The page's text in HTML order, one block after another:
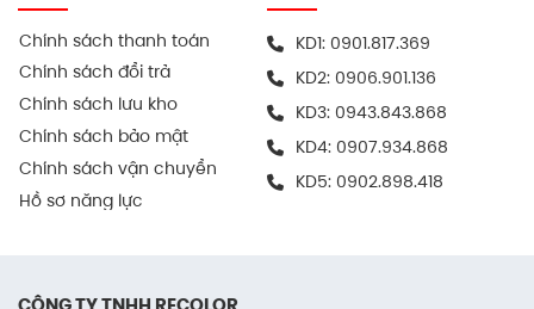
Thùng carton nắp c hồm truyền thống, được
dập rãnh dễ dàng lưu trữ, sử dụng hoặc tái sử
dụng.
Ngoài ra, khi khách hàng đặt thùng carton in offset
tại Recolor, chúng tôi còn hỗ trợ khách hàng thiết kế
Chính sách thanh toán
Chính sách đổi trả
Chính sách lưu kho
Chính sách bảo mật
Chính sách vận chuyển
Hồ sơ năng lực
KD1: 0901.817.369
KD2: 0906.901.136
KD3: 0943.843.868
KD4: 0907.934.868
KD5: 0902.898.418